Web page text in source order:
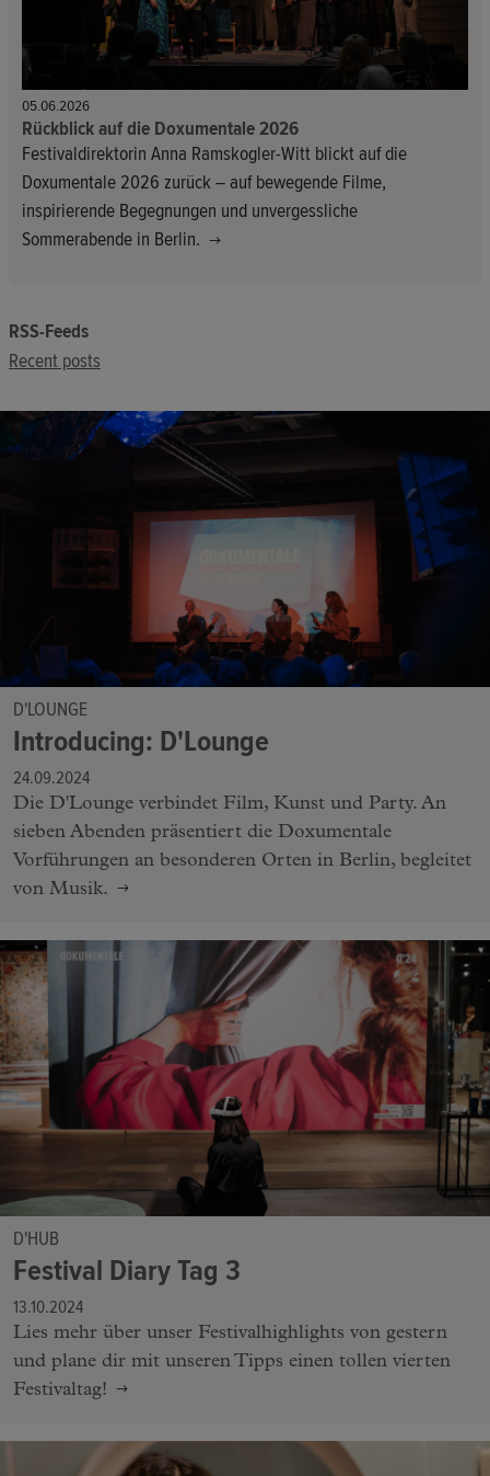
05.06.2026
Rückblick auf die Doxumentale 2026
Festivaldirektorin Anna Ramskogler-Witt blickt auf die
Doxumentale 2026 zurück – auf bewegende Filme,
inspirierende Begegnungen und unvergessliche
Sommerabende in Berlin.
RSS-Feeds
Recent posts
D'LOUNGE
Introducing: D'Lounge
24.09.2024
Die D'Lounge verbindet Film, Kunst und Party. An
sieben Abenden präsentiert die Doxumentale
Vorführungen an besonderen Orten in Berlin, begleitet
von Musik.
D'HUB
Festival Diary Tag 3
13.10.2024
Lies mehr über unser Festivalhighlights von gestern
und plane dir mit unseren Tipps einen tollen vierten
Festivaltag!